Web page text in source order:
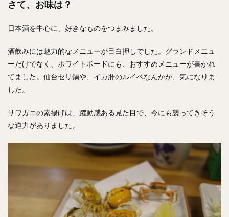
さて、お味は？
日本酒を中心に、好きなものをつまみました。
酒飲みには魅力的なメニューが目白押しでした。グランドメニュ
ーだけでなく、ホワイトボードにも、おすすめメニューが書かれ
てました。仙台セリ鍋や、イカ肝のルイベなんかが、気になりま
した。
サワガニの素揚げは、躍動感ある見た目で、今にも襲ってきそう
な迫力がありました。